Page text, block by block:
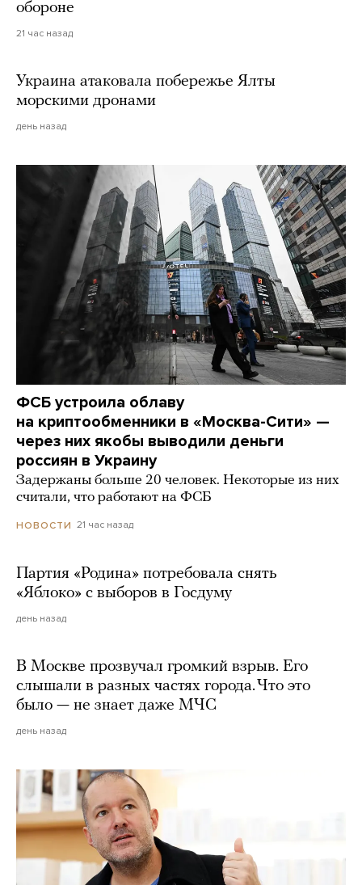
обороне
21 час назад
Украина атаковала побережье Ялты
морскими дронами
день назад
ФСБ устроила облаву
на криптообменники в «Москва-Сити» —
через них якобы выводили деньги
россиян в Украину
Задержаны больше 20 человек. Некоторые из них
считали, что работают на ФСБ
НОВОСТИ 21 час назад
Партия «Родина» потребовала снять
«Яблоко» с выборов в Госдуму
день назад
В Москве прозвучал громкий взрыв. Его
слышали в разных частях города. Что это
было — не знает даже МЧС
день назад